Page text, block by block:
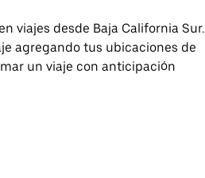
viajes desde Baja California Sur.
agregando tus ubicaciones de
un viaje con anticipación